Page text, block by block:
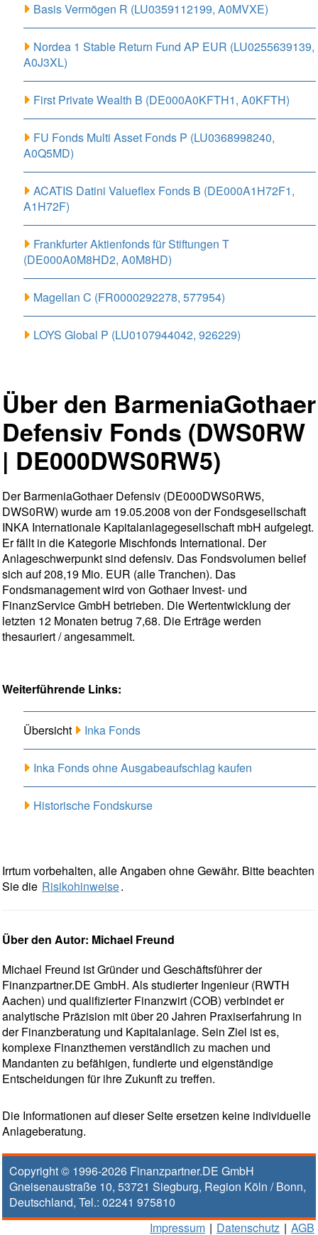
Basis Vermögen R (LU0359112199, A0MVXE)
Nordea 1 Stable Return Fund AP EUR (LU0255639139,
A0J3XL)
First Private Wealth B (DE000A0KFTH1, A0KFTH)
FU Fonds Multi Asset Fonds P (LU0368998240,
A0Q5MD)
ACATIS Datini Valueflex Fonds B (DE000A1H72F1,
A1H72F)
Frankfurter Aktienfonds für Stiftungen T
(DE000A0M8HD2, A0M8HD)
Magellan C (FR0000292278, 577954)
LOYS Global P (LU0107944042, 926229)
Über den BarmeniaGothaer
Defensiv Fonds (DWS0RW
| DE000DWS0RW5)
Der BarmeniaGothaer Defensiv (DE000DWS0RW5,
DWS0RW) wurde am 19.05.2008 von der Fondsgesellschaft
INKA Internationale Kapitalanlagegesellschaft mbH aufgelegt.
Er fällt in die Kategorie Mischfonds International. Der
Anlageschwerpunkt sind defensiv. Das Fondsvolumen belief
sich auf 208,19 Mio. EUR (alle Tranchen). Das
Fondsmanagement wird von Gothaer Invest- und
FinanzService GmbH betrieben. Die Wertentwicklung der
letzten 12 Monaten betrug 7,68. Die Erträge werden
thesauriert / angesammelt.
Weiterführende Links:
Übersicht Inka Fonds
Inka Fonds ohne Ausgabeaufschlag kaufen
Historische Fondskurse
Irrtum vorbehalten, alle Angaben ohne Gewähr. Bitte beachten
Sie die Risikohinweise.
Über den Autor: Michael Freund
Michael Freund ist Gründer und Geschäftsführer der
Finanzpartner.DE GmbH. Als studierter Ingenieur (RWTH
Aachen) und qualifizierter Finanzwirt (COB) verbindet er
analytische Präzision mit über 20 Jahren Praxiserfahrung in
der Finanzberatung und Kapitalanlage. Sein Ziel ist es,
komplexe Finanzthemen verständlich zu machen und
Mandanten zu befähigen, fundierte und eigenständige
Entscheidungen für ihre Zukunft zu treffen.
Die Informationen auf dieser Seite ersetzen keine individuelle
Anlageberatung.
Copyright © 1996-2026 Finanzpartner.DE GmbH
Gneisenaustraße 10, 53721 Siegburg, Region Köln / Bonn,
Deutschland, Tel.: 02241 975810
Impressum | Datenschutz | AGB